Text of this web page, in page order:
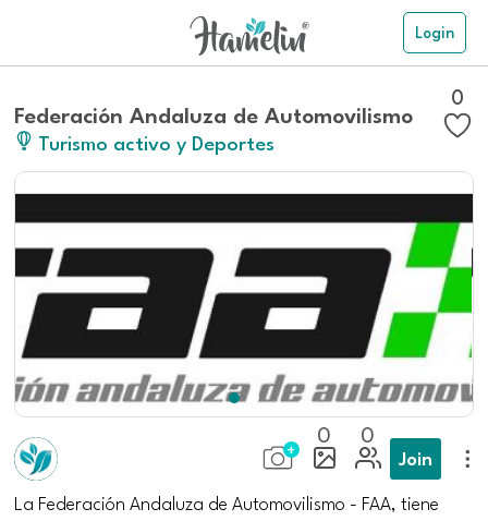
Login
Federación Andaluza de Automovilismo
Turismo activo y Deportes
0
0 0
Join
La Federación Andaluza de Automovilismo - FAA, tiene